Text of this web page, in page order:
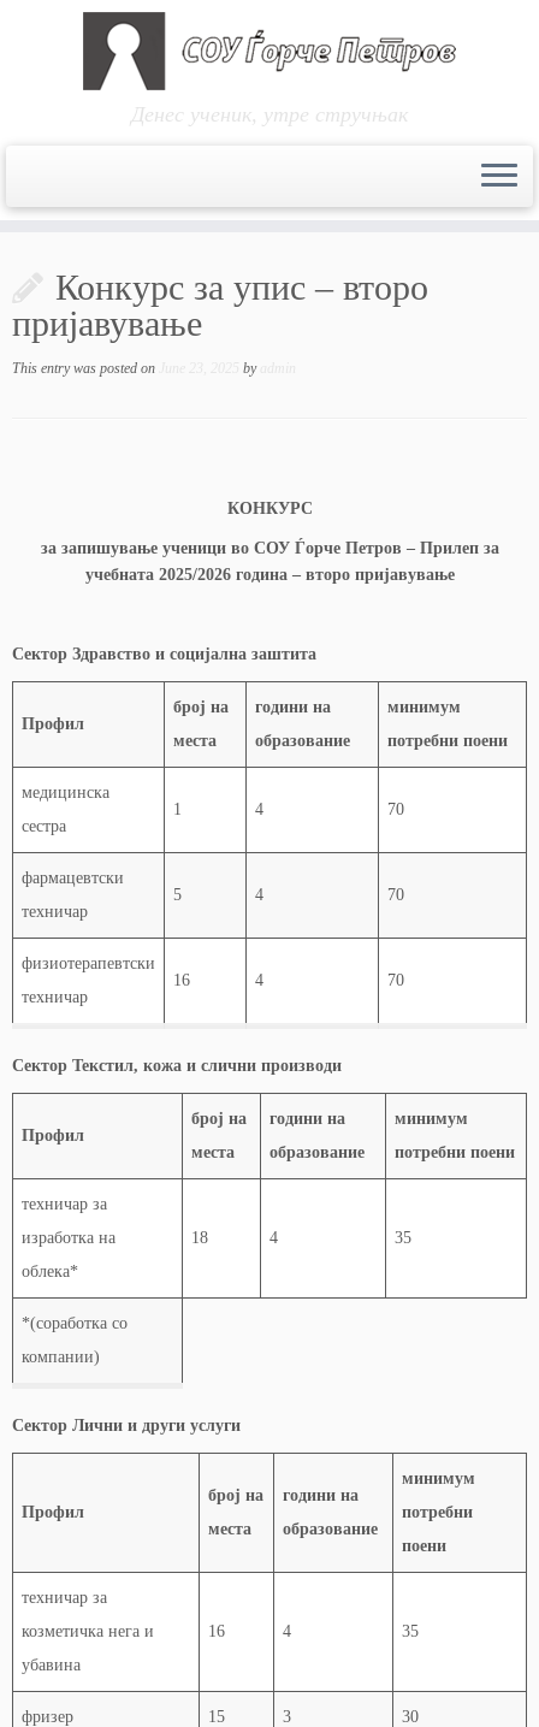
content
Денес ученик, утре стручњак
Конкурс за упис – второ
пријавување
This entry was posted on by
КОНКУРС
за запишување ученици во СОУ Ѓорче Петров – Прилеп за
учебната 2025/2026 година – второ пријавување
Сектор Здравство и социјална заштита
Профил
број на
места
години на
образование
минимум
потребни поени
медицинска
сестра
1 4 70
фармацевтски
техничар
5 4 70
физиотерапевтски
техничар
16 4 70
Сектор Текстил, кожа и слични производи
Профил
број на
места
години на
образование
минимум
потребни поени
техничар за
изработка на
облека*
18 4 35
*(соработка со
компании)
Сектор Лични и други услуги
Профил
број на
места
години на
образование
минимум
потребни
поени
техничар за
козметичка нега и
убавина
16 4 35
фризер 15 3 30